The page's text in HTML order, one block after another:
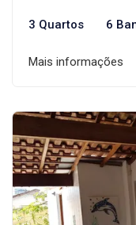
3 Quartos 6
Mais informações